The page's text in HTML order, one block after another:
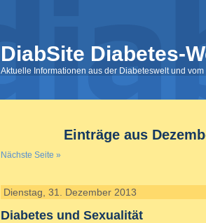
DiabSite Diabetes-
Aktuelle Informationen aus der Diabeteswelt und
Einträge aus
Nächste Seite »
Dienstag, 31. Dezember 2013
Diabetes und Sexualität